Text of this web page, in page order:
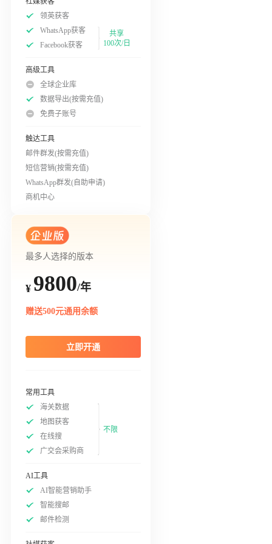
领英获客
WhatsApp获客
Facebook获客
共享
100次/日
高级工具
全球企业库
数据导出(按需充值)
免费子账号
触达工具
邮件群发(按需充值)
短信营销(按需充值)
WhatsApp群发(自助申请)
商机中心
最多人选择的版本
¥ 9800/年
赠送500元通用余额
立即开通
常用工具
海关数据
地图获客
在线搜
广交会采购商
不限
AI工具
AI智能营销助手
智能搜邮
邮件检测